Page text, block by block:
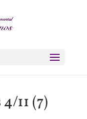
11 (7)